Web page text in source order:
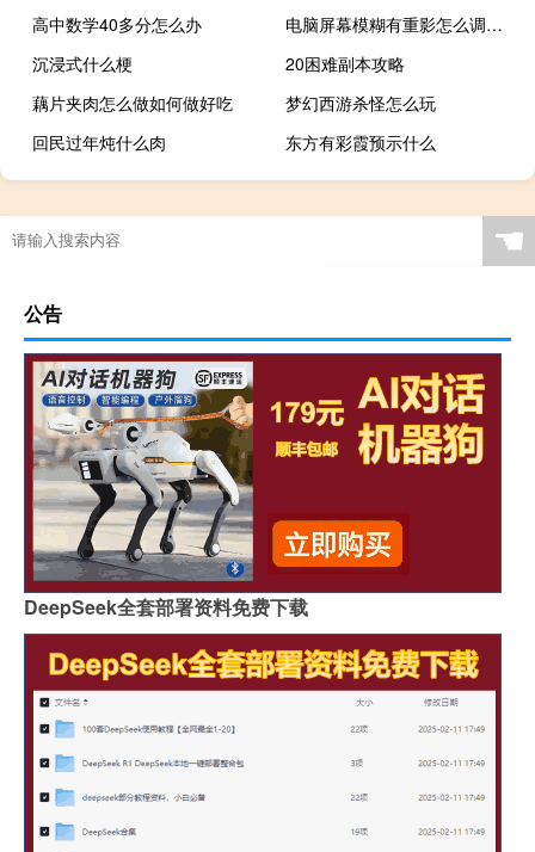
高中数学40多分怎么办
电脑屏幕模糊有重影怎么调整（电脑屏幕模糊有重影怎么调）
沉浸式什么梗
20困难副本攻略
藕片夹肉怎么做如何做好吃
梦幻西游杀怪怎么玩
回民过年炖什么肉
东方有彩霞预示什么
☚
公告
DeepSeek全套部署资料免费下载